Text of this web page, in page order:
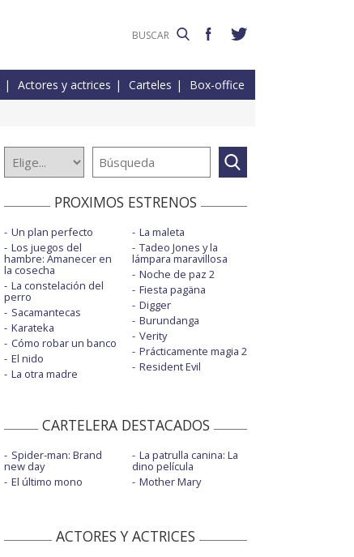
Actores y actrices Carteles Box-office
PROXIMOS ESTRENOS
Un plan perfecto
Los juegos del
hambre: Amanecer en
la cosecha
La constelación del
perro
Sacamantecas
Karateka
Cómo robar un banco
El nido
La otra madre
La maleta
Tadeo Jones y la
lámpara maravillosa
Noche de paz 2
Fiesta pagäna
Digger
Burundanga
Verity
Prácticamente magia 2
Resident Evil
CARTELERA DESTACADOS
Spider-man: Brand
new day
El último mono
La patrulla canina: La
dino película
Mother Mary
ACTORES Y ACTRICES